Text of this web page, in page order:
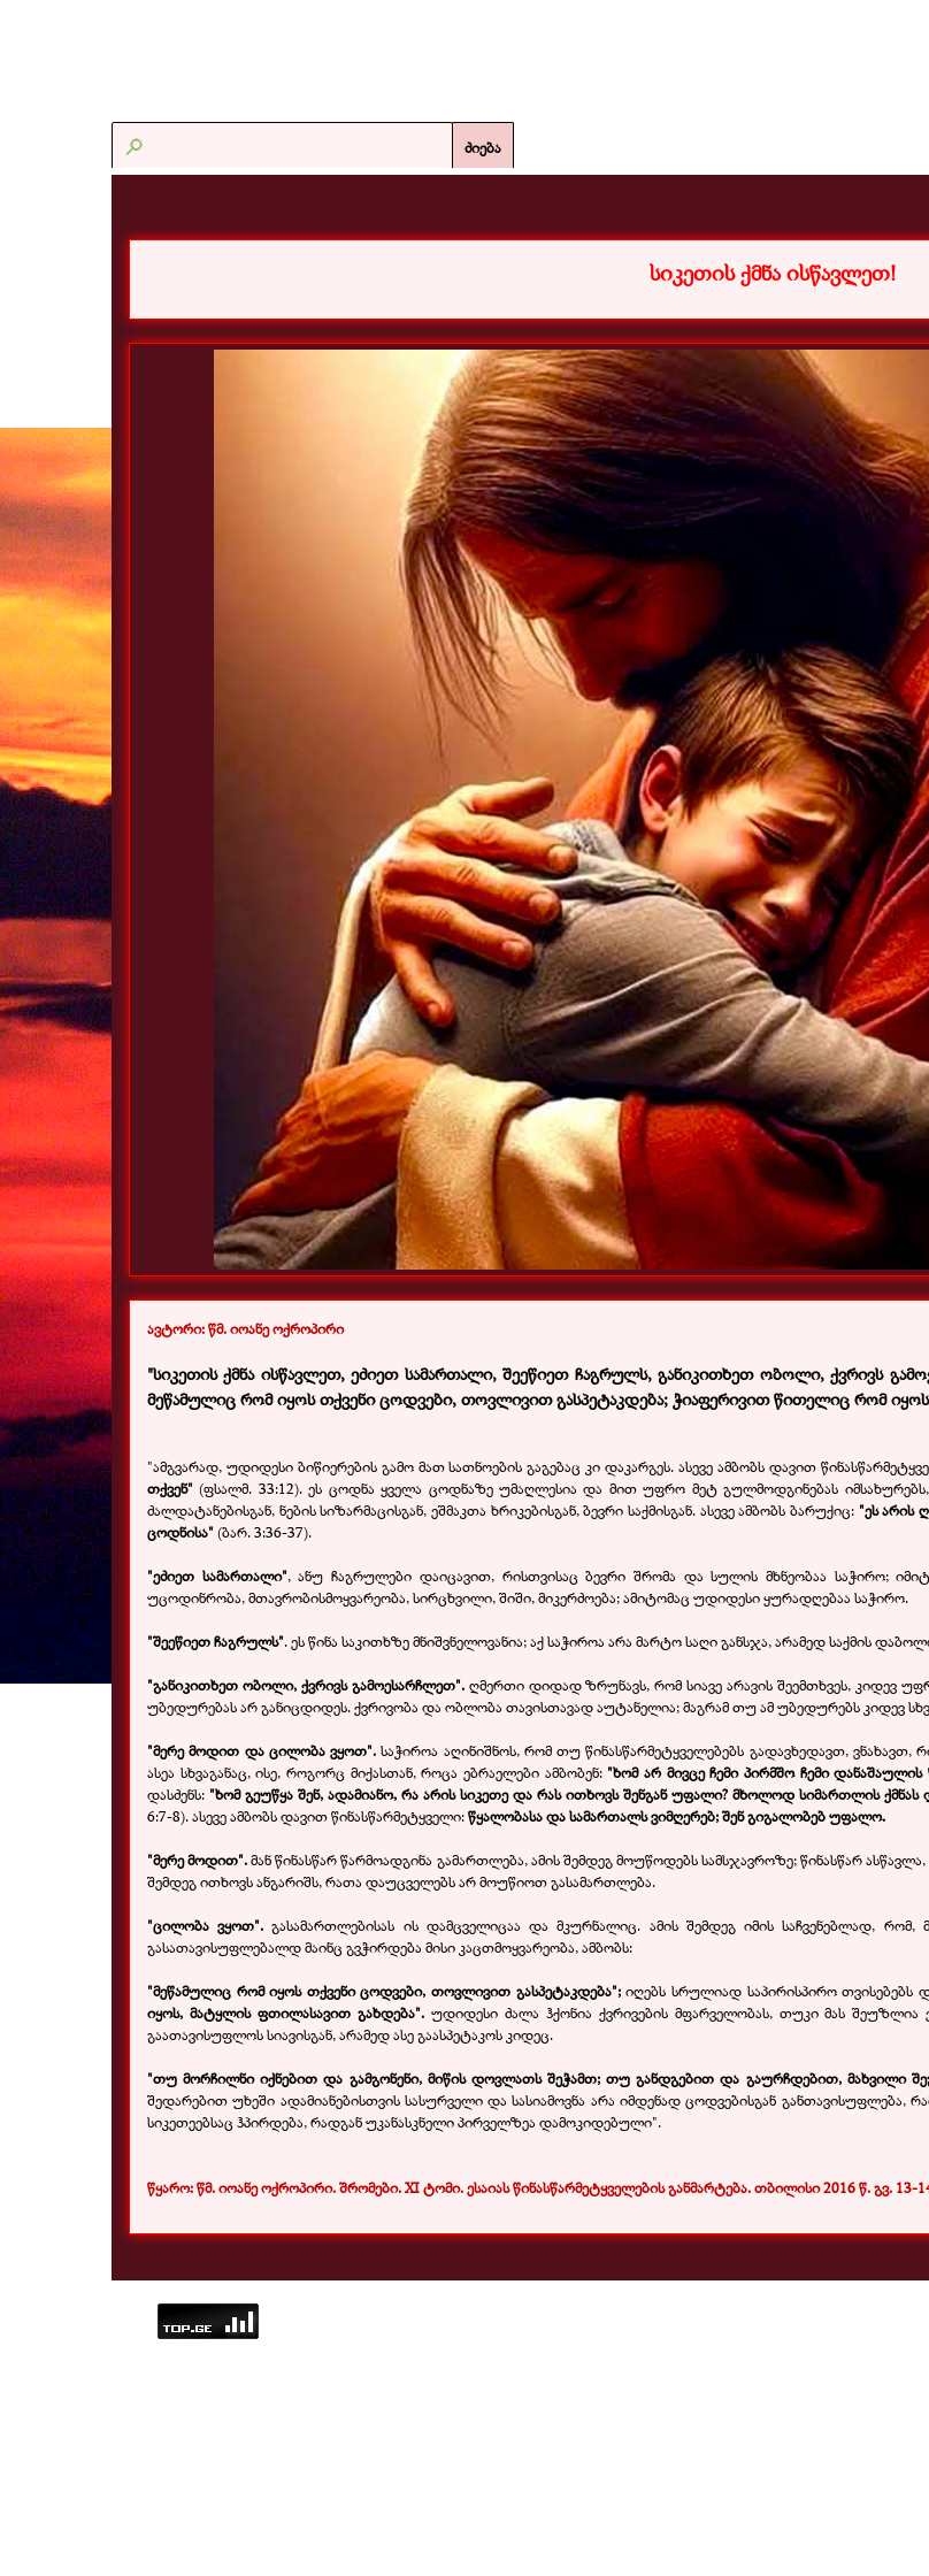
ძიება
სიკეთის ქმნა ისწავლეთ!
ავტორი: წმ. იოანე ოქროპირი
"სიკეთის ქმნა ისწავლეთ, ეძიეთ სამართალი, შეეწიეთ ჩაგრულს, განიკითხეთ ობოლი, ქვრივს
მეწამულიც რომ იყოს თქვენი ცოდვები, თოვლივით გასპეტაკდება; ჭიაფერივით წითელიც რომ
"ამგვარად, უდიდესი ბიწიერების გამო მათ სათნოების გაგებაც კი დაკარგეს. ასევე ამბობს დავით
თქვენ"(ფსალმ. 33:12). ეს ცოდნა ყველა ცოდნაზე უმაღლესია და მით უფრო მეტ გულმოდგინებას
ძალდატანებისგან, ნების სიზარმაცისგან, ეშმაკთა ხრიკებისგან, ბევრი საქმისგან. ასევე ამბობს ბარუქიც: "ეს არის
ცოდნისა" (ბარ. 3:36-37).
"ეძიეთ სამართალი", ანუ ჩაგრულები დაიცავით, რისთვისაც ბევრი შრომა და სულის მხნეობაა საჭირო;
უცოდინრობა, მთავრობისმოყვარეობა, სირცხვილი, შიში, მიკერძოება; ამიტომაც უდიდესი ყურადღებაა საჭირო.
"შეეწიეთ ჩაგრულს". ეს წინა საკითხზე მნიშვნელოვანია; აქ საჭიროა არა მარტო საღი განსჯა, არამედ საქმის
"განიკითხეთ ობოლი, ქვრივს გამოესარჩლეთ". ღმერთი დიდად ზრუნავს, რომ სიავე არავის შეემთხვეს, კიდევ
უბედურებას არ განიცდიდეს. ქვრივობა და ობლობა თავისთავად აუტანელია; მაგრამ თუ ამ უბედურებს კიდევ
"მერე მოდით და ცილობა ვყოთ".საჭიროა აღინიშნოს, რომ თუ წინასწარმეტყველებებს გადავხედავთ,
ასეა სხვაგანაც, ისე, როგორც მიქასთან, როცა ებრაელები ამბობენ: "ხომ არ მივცე ჩემი პირმშო ჩემი
დასძენს: "ხომ გეუწყა შენ, ადამიანო, რა არის სიკეთე და რას ითხოვს შენგან უფალი? მხოლოდ სიმართლის
6:7-8). ასევე ამბობს დავით წინასწარმეტყველი:წყალობასა და სამართალს ვიმღერებ; შენ გიგალობებ უფალო.
"მერე მოდით".მან წინასწარ წარმოადგინა გამართლება, ამის შემდეგ მოუწოდებს სამსჯავროზე; წინასწარ
შემდეგ ითხოვს ანგარიშს, რათა დაუცველებს არ მოუწიოთ გასამართლება.
"ცილობა ვყოთ".გასამართლებისას ის დამცველიცაა და მკურნალიც. ამის შემდეგ იმის საჩვენებლად,
გასათავისუფლებალდ მაინც გვჭირდება მისი კაცთმოყვარეობა, ამბობს:
"მეწამულიც რომ იყოს თქვენი ცოდვები, თოვლივით გასპეტაკდება";იღებს სრულიად საპირისპირო თვისებებს
იყოს, მატყლის ფთილასავით გახდება". უდიდესი ძალა ჰქონია ქვრივების მფარველობას, თუკი მას
გაათავისუფლოს სიავისგან, არამედ ასე გაასპეტაკოს კიდეც.
"თუ მორჩილნი იქნებით და გამგონენი, მიწის დოვლათს შეჭამთ; თუ განდგებით და გაურჩდებით, მახვილი
შედარებით უხეში ადამიანებისთვის სასურველი და სასიამოვნა არა იმდენად ცოდვებისგან განთავისუფლება,
სიკეთეებსაც ჰპირდება, რადგან უკანასკნელი პირველზეა დამოკიდებული".
წყარო: წმ. იოანე ოქროპირი. შრომები.XIტომი. ესაიას წინასწარმეტყველების განმარტება. თბილისი 2016 წ. გვ. 13-